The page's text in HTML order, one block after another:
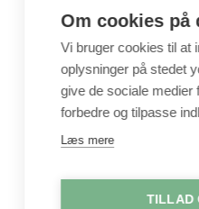
Perler & smykkedele
Tegne & maleartikler
Gavekort
Byggesæt
Leg
Shop
Metervarer
Om cookies på
Vi bruger cookies til at
oplysninger på stedet
give de sociale medier
forbedre og tilpasse
Læs mere
TILLAD